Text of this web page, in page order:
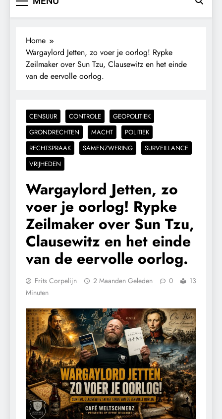
Home
Wargaylord Jetten, zo voer je oorlog! Rypke
Zeilmaker over Sun Tzu, Clausewitz en het einde
van de eervolle oorlog.
CENSUUR CONTROLE
GEOPOLITIEK
GRONDRECHTEN
MACHT
POLITIEK
RECHTSPRAAK
SAMENZWERING
SURVEILLANCE
VRIJHEDEN
Wargaylord Jetten, zo
voer je oorlog! Rypke
Zeilmaker over Sun Tzu,
Clausewitz en het einde
van de eervolle oorlog.
Frits Corpelijn 2 Maanden Geleden 0
13
Minuten